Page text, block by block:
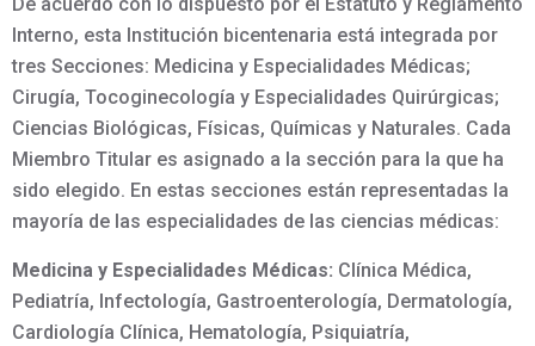
Interno, esta Institución bicentenaria está integrada por
tres Secciones: Medicina y Especialidades Médicas;
Cirugía, Tocoginecología y Especialidades Quirúrgicas;
Ciencias Biológicas, Físicas, Químicas y Naturales. Cada
Miembro Titular es asignado a la sección para la que ha
sido elegido. En estas secciones están representadas la
mayoría de las especialidades de las ciencias médicas:
Medicina y Especialidades Médicas: Clínica Médica,
Pediatría, Infectología, Gastroenterología, Dermatología,
Cardiología Clínica, Hematología, Psiquiatría,